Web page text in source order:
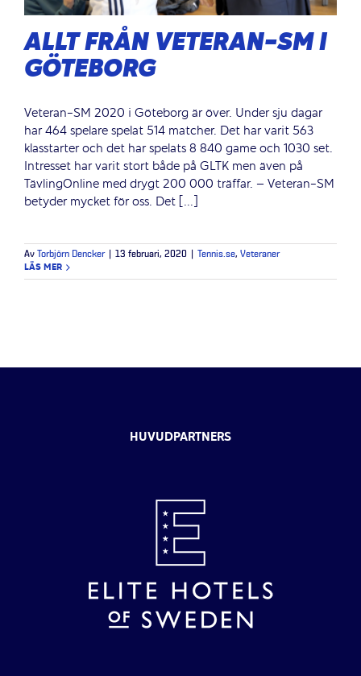
ALLT FRÅN VETERAN-SM I
GÖTEBORG
Veteran-SM 2020 i Göteborg är över. Under sju dagar
har 464 spelare spelat 514 matcher. Det har varit 563
klasstarter och det har spelats 8 840 game och 1030 set.
Intresset har varit stort både på GLTK men även på
TävlingOnline med drygt 200 000 träffar. – Veteran-SM
betyder mycket för oss. Det [...]
Av Torbjörn Dencker 13 februari, 2020 Tennis.se, Veteraner
LÄS MER
HUVUDPARTNERS